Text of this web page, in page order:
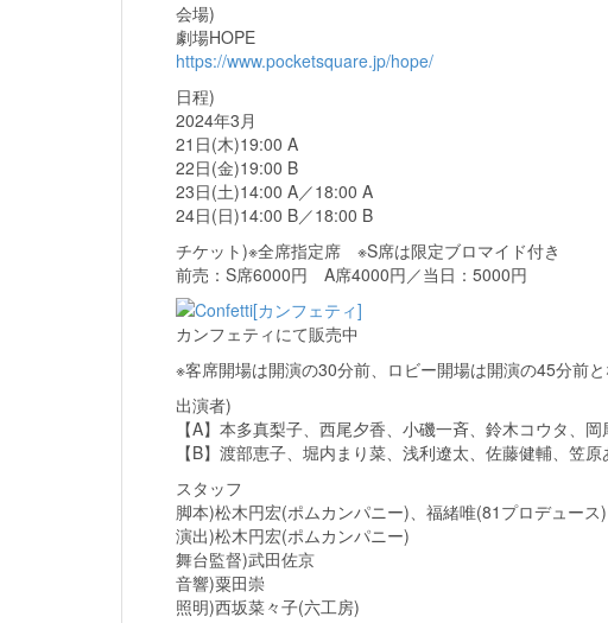
会場)
劇場HOPE
https://www.pocketsquare.jp/hope/
日程)
2024年3月
21日(木)19:00 A
22日(金)19:00 B
23日(土)14:00 A／18:00 A
24日(日)14:00 B／18:00 B
チケット)※全席指定席 ※S席は限定ブロマイド付き
前売：S席6000円 A席4000円／当日：5000円
カンフェティにて販売中
※客席開場は開演の30分前、ロビー開場は開演の45分前と
出演者)
【A】本多真梨子、西尾夕香、小磯一斉、鈴木コウタ、
【B】渡部恵子、堀内まり菜、浅利遼太、佐藤健輔、笠
スタッフ
脚本)松木円宏(ポムカンパニー)、福緒唯(81プロデュース)
演出)松木円宏(ポムカンパニー)
舞台監督)武田佐京
音響)粟田崇
照明)西坂菜々子(六工房)